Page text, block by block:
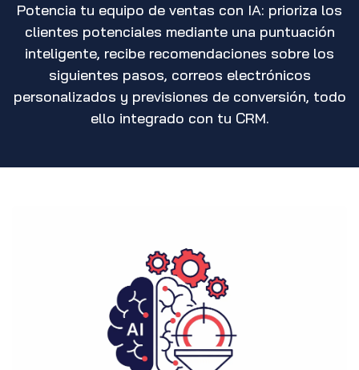
Potencia tu equipo de ventas con IA: prioriza los
clientes potenciales mediante una puntuación
inteligente, recibe recomendaciones sobre los
siguientes pasos, correos electrónicos
personalizados y previsiones de conversión, todo
ello integrado con tu CRM.